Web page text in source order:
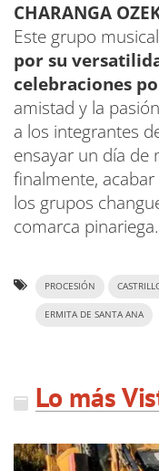
CHARANGA
Este grupo
por su
celebraciones
amistad y la
a los integrantes
ensayar un día de
finalmente,
los grupos
comarca pinariega.
PROCESIÓN
ERMITA DE SANTA ANA
Lo más